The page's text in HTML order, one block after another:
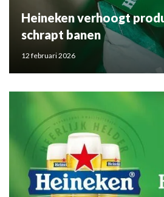
Heineken verhoogt
schrapt banen
12 februari 2026